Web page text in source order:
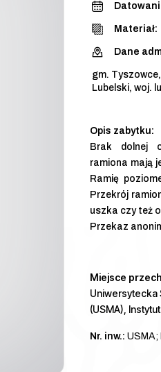
Materiał:
Dane
gm.
Lubelski, woj.
Brak dolnej
ramiona mają
Ramię
Przekrój
uszka czy też
Przekaz
Miejsce
Uniwersytecka
(USMA),
Nr. inw.: USMA;